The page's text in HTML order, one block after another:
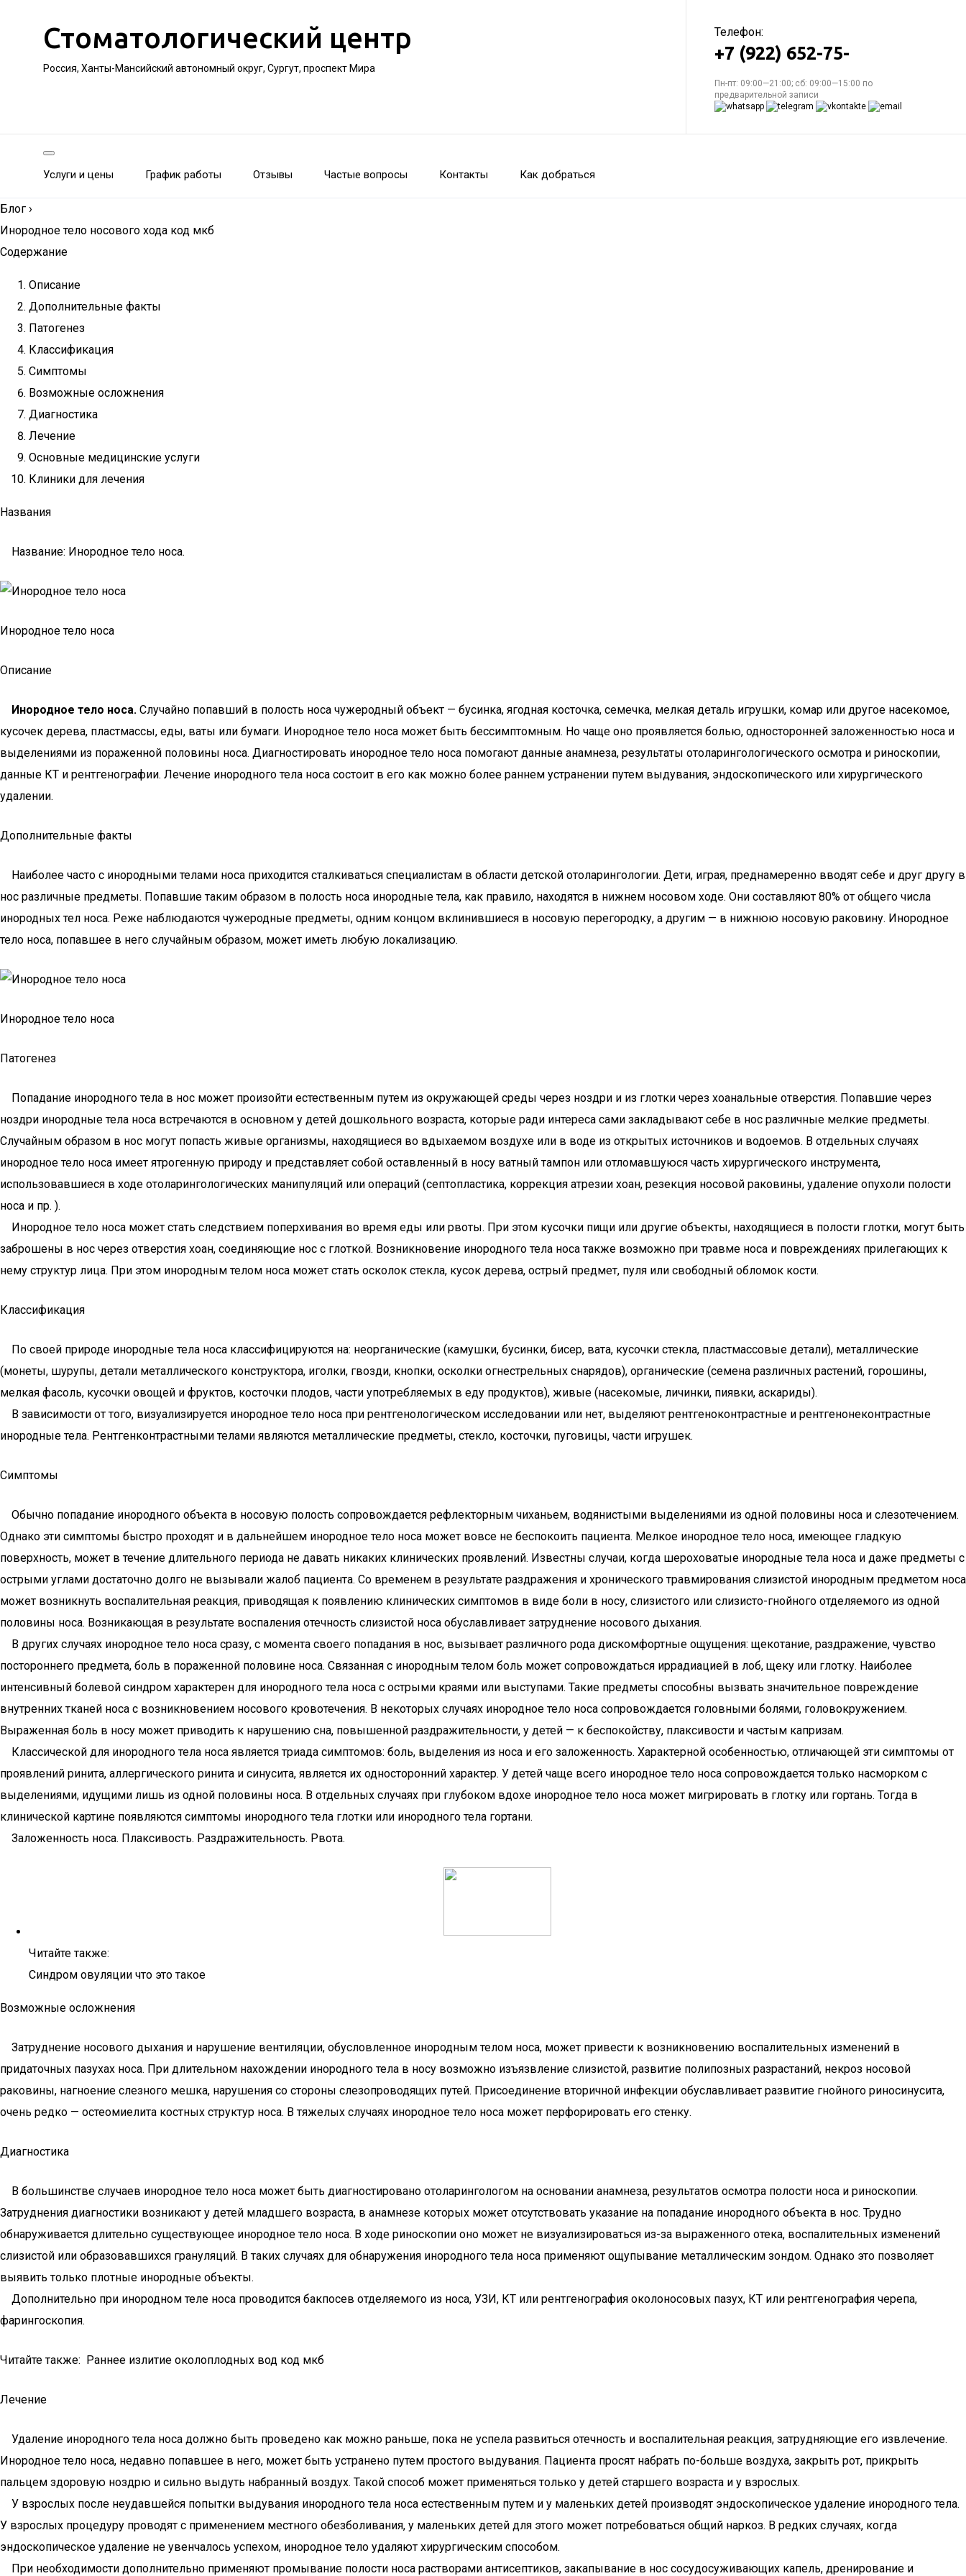
Стоматологический центр
Россия, Ханты-Мансийский автономный округ, Сургут, проспект Мира
Телефон:
+7 (922) 652-75-
Пн-пт: 09:00—21:00; сб: 09:00—15:00 по
предварительной записи
Услуги и цены График работы Отзывы Частые вопросы Контакты Как добраться
Блог ›
Инородное тело носового хода код мкб
Содержание
Описание
Дополнительные факты
Патогенез
Классификация
Симптомы
Возможные осложнения
Диагностика
Лечение
Основные медицинские услуги
Клиники для лечения
Названия
Название: Инородное тело носа.
Инородное тело носа
Описание
Инородное тело носа. Случайно попавший в полость носа чужеродный объект — бусинка, ягодная косточка, семечка, мелкая деталь игрушки, комар или другое насекомое,
кусочек дерева, пластмассы, еды, ваты или бумаги. Инородное тело носа может быть бессимптомным. Но чаще оно проявляется болью, односторонней заложенностью носа и
выделениями из пораженной половины носа. Диагностировать инородное тело носа помогают данные анамнеза, результаты отоларингологического осмотра и риноскопии,
данные КТ и рентгенографии. Лечение инородного тела носа состоит в его как можно более раннем устранении путем выдувания, эндоскопического или хирургического
удалении.
Дополнительные факты
Наиболее часто с инородными телами носа приходится сталкиваться специалистам в области детской отоларингологии. Дети, играя, преднамеренно вводят себе и друг другу в
нос различные предметы. Попавшие таким образом в полость носа инородные тела, как правило, находятся в нижнем носовом ходе. Они составляют 80% от общего числа
инородных тел носа. Реже наблюдаются чужеродные предметы, одним концом вклинившиеся в носовую перегородку, а другим — в нижнюю носовую раковину. Инородное
тело носа, попавшее в него случайным образом, может иметь любую локализацию.
Инородное тело носа
Патогенез
Попадание инородного тела в нос может произойти естественным путем из окружающей среды через ноздри и из глотки через хоанальные отверстия. Попавшие через
ноздри инородные тела носа встречаются в основном у детей дошкольного возраста, которые ради интереса сами закладывают себе в нос различные мелкие предметы.
Случайным образом в нос могут попасть живые организмы, находящиеся во вдыхаемом воздухе или в воде из открытых источников и водоемов. В отдельных случаях
инородное тело носа имеет ятрогенную природу и представляет собой оставленный в носу ватный тампон или отломавшуюся часть хирургического инструмента,
использовавшиеся в ходе отоларингологических манипуляций или операций (септопластика, коррекция атрезии хоан, резекция носовой раковины, удаление опухоли полости
носа и пр. ).
Инородное тело носа может стать следствием поперхивания во время еды или рвоты. При этом кусочки пищи или другие объекты, находящиеся в полости глотки, могут быть
заброшены в нос через отверстия хоан, соединяющие нос с глоткой. Возникновение инородного тела носа также возможно при травме носа и повреждениях прилегающих к
нему структур лица. При этом инородным телом носа может стать осколок стекла, кусок дерева, острый предмет, пуля или свободный обломок кости.
Классификация
По своей природе инородные тела носа классифицируются на: неорганические (камушки, бусинки, бисер, вата, кусочки стекла, пластмассовые детали), металлические
(монеты, шурупы, детали металлического конструктора, иголки, гвозди, кнопки, осколки огнестрельных снарядов), органические (семена различных растений, горошины,
мелкая фасоль, кусочки овощей и фруктов, косточки плодов, части употребляемых в еду продуктов), живые (насекомые, личинки, пиявки, аскариды).
В зависимости от того, визуализируется инородное тело носа при рентгенологическом исследовании или нет, выделяют рентгеноконтрастные и рентгенонеконтрастные
инородные тела. Рентгенконтрастными телами являются металлические предметы, стекло, косточки, пуговицы, части игрушек.
Симптомы
Обычно попадание инородного объекта в носовую полость сопровождается рефлекторным чиханьем, водянистыми выделениями из одной половины носа и слезотечением.
Однако эти симптомы быстро проходят и в дальнейшем инородное тело носа может вовсе не беспокоить пациента. Мелкое инородное тело носа, имеющее гладкую
поверхность, может в течение длительного периода не давать никаких клинических проявлений. Известны случаи, когда шероховатые инородные тела носа и даже предметы с
острыми углами достаточно долго не вызывали жалоб пациента. Со временем в результате раздражения и хронического травмирования слизистой инородным предметом носа
может возникнуть воспалительная реакция, приводящая к появлению клинических симптомов в виде боли в носу, слизистого или слизисто-гнойного отделяемого из одной
половины носа. Возникающая в результате воспаления отечность слизистой носа обуславливает затруднение носового дыхания.
В других случаях инородное тело носа сразу, с момента своего попадания в нос, вызывает различного рода дискомфортные ощущения: щекотание, раздражение, чувство
постороннего предмета, боль в пораженной половине носа. Связанная с инородным телом боль может сопровождаться иррадиацией в лоб, щеку или глотку. Наиболее
интенсивный болевой синдром характерен для инородного тела носа с острыми краями или выступами. Такие предметы способны вызвать значительное повреждение
внутренних тканей носа с возникновением носового кровотечения. В некоторых случаях инородное тело носа сопровождается головными болями, головокружением.
Выраженная боль в носу может приводить к нарушению сна, повышенной раздражительности, у детей — к беспокойству, плаксивости и частым капризам.
Классической для инородного тела носа является триада симптомов: боль, выделения из носа и его заложенность. Характерной особенностью, отличающей эти симптомы от
проявлений ринита, аллергического ринита и синусита, является их односторонний характер. У детей чаще всего инородное тело носа сопровождается только насморком с
выделениями, идущими лишь из одной половины носа. В отдельных случаях при глубоком вдохе инородное тело носа может мигрировать в глотку или гортань. Тогда в
клинической картине появляются симптомы инородного тела глотки или инородного тела гортани.
Заложенность носа. Плаксивость. Раздражительность. Рвота.
Читайте также:
Синдром овуляции что это такое
Возможные осложнения
Затруднение носового дыхания и нарушение вентиляции, обусловленное инородным телом носа, может привести к возникновению воспалительных изменений в
придаточных пазухах носа. При длительном нахождении инородного тела в носу возможно изъязвление слизистой, развитие полипозных разрастаний, некроз носовой
раковины, нагноение слезного мешка, нарушения со стороны слезопроводящих путей. Присоединение вторичной инфекции обуславливает развитие гнойного риносинусита,
очень редко — остеомиелита костных структур носа. В тяжелых случаях инородное тело носа может перфорировать его стенку.
Диагностика
В большинстве случаев инородное тело носа может быть диагностировано отоларингологом на основании анамнеза, результатов осмотра полости носа и риноскопии.
Затруднения диагностики возникают у детей младшего возраста, в анамнезе которых может отсутствовать указание на попадание инородного объекта в нос. Трудно
обнаруживается длительно существующее инородное тело носа. В ходе риноскопии оно может не визуализироваться из-за выраженного отека, воспалительных изменений
слизистой или образовавшихся грануляций. В таких случаях для обнаружения инородного тела носа применяют ощупывание металлическим зондом. Однако это позволяет
выявить только плотные инородные объекты.
Дополнительно при инородном теле носа проводится бакпосев отделяемого из носа, УЗИ, КТ или рентгенография околоносовых пазух, КТ или рентгенография черепа,
фарингоскопия.
Читайте также: Раннее излитие околоплодных вод код мкб
Лечение
Удаление инородного тела носа должно быть проведено как можно раньше, пока не успела развиться отечность и воспалительная реакция, затрудняющие его извлечение.
Инородное тело носа, недавно попавшее в него, может быть устранено путем простого выдувания. Пациента просят набрать по-больше воздуха, закрыть рот, прикрыть
пальцем здоровую ноздрю и сильно выдуть набранный воздух. Такой способ может применяться только у детей старшего возраста и у взрослых.
У взрослых после неудавшейся попытки выдувания инородного тела носа естественным путем и у маленьких детей производят эндоскопическое удаление инородного тела.
У взрослых процедуру проводят с применением местного обезболивания, у маленьких детей для этого может потребоваться общий наркоз. В редких случаях, когда
эндоскопическое удаление не увенчалось успехом, инородное тело удаляют хирургическим способом.
При необходимости дополнительно применяют промывание полости носа растворами антисептиков, закапывание в нос сосудосуживающих капель, дренирование и